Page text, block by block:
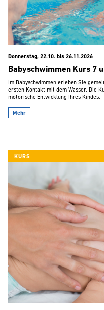
Donnerstag, 22.10. bis 26.11.2026
Babyschwimmen Kurs 7
Im Babyschwimmen erleben Sie
ersten Kontakt mit dem Wasser. Die
motorische Entwicklung Ihres Kindes.
Mehr
KURS